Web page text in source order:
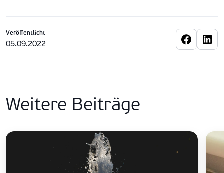
Veröffentlicht
05.09.2022
Weitere Beiträge